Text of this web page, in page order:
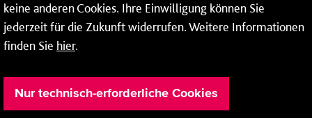
keine anderen Cookies. Ihre Einwilligung können Sie
jederzeit für die Zukunft widerrufen. Weitere Informationen
finden Sie hier.
Nur technisch-erforderliche Cookies